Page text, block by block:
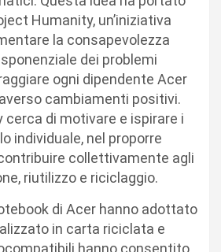
Humanity, un’iniziativa
la consapevolezza
dei problemi
ogni dipendente Acer
cambiamenti positivi.
cerca di motivare e ispirare i
individuale, nel proporre
collettivamente agli
riutilizzo e riciclaggio.
di Acer hanno adottato
in carta riciclata e
hanno consentito